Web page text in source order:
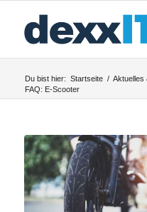
Du bist hier: Startseite / Aktuelles
FAQ: E-Scooter